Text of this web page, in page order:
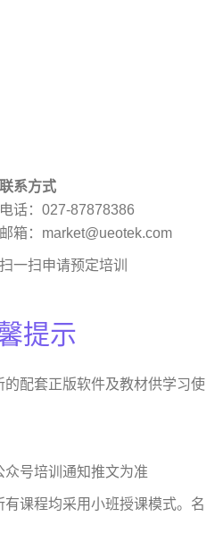
联系方式
电话：027-87878386
邮箱：market@ueotek.com
扫一扫申请预定培训
提示
的配套正版软件及教材供学习使
号培训通知推文为准
课程均采用小班授课模式。名